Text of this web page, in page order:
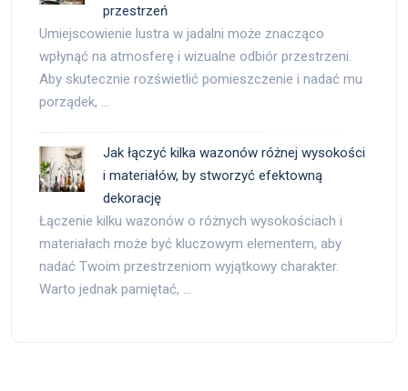
przestrzeń
Umiejscowienie lustra w jadalni może znacząco
wpłynąć na atmosferę i wizualne odbiór przestrzeni.
Aby skutecznie rozświetlić pomieszczenie i nadać mu
porządek, …
Jak łączyć kilka wazonów różnej wysokości
i materiałów, by stworzyć efektowną
dekorację
Łączenie kilku wazonów o różnych wysokościach i
materiałach może być kluczowym elementem, aby
nadać Twoim przestrzeniom wyjątkowy charakter.
Warto jednak pamiętać, …